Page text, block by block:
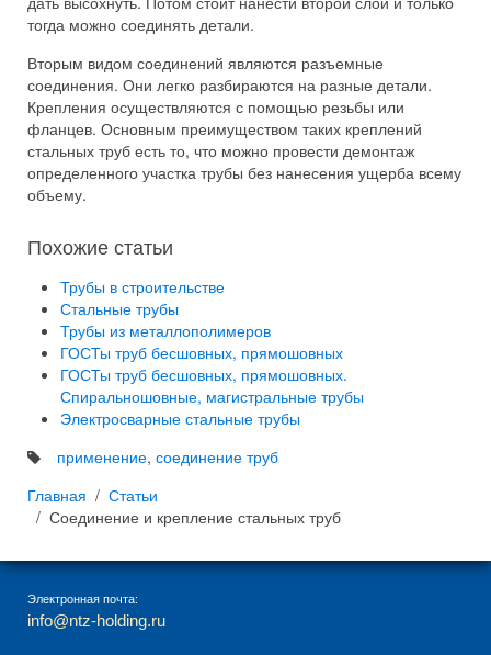
тогда можно соединять детали.
Вторым видом соединений являются разъемные
соединения. Они легко разбираются на разные детали.
Крепления осуществляются с помощью резьбы или
фланцев. Основным преимуществом таких креплений
стальных труб есть то, что можно провести демонтаж
определенного участка трубы без нанесения ущерба всему
объему.
Похожие статьи
Трубы в строительстве
Стальные трубы
Трубы из металлополимеров
ГОСТы труб бесшовных, прямошовных
ГОСТы труб бесшовных, прямошовных.
Спиральношовные, магистральные трубы
Электросварные стальные трубы
применение, соединение труб
Главная
Статьи
Соединение и крепление стальных труб
Электронная почта:
info@ntz-holding.ru